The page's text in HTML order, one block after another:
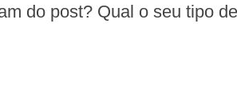
do post? Qual o seu tipo